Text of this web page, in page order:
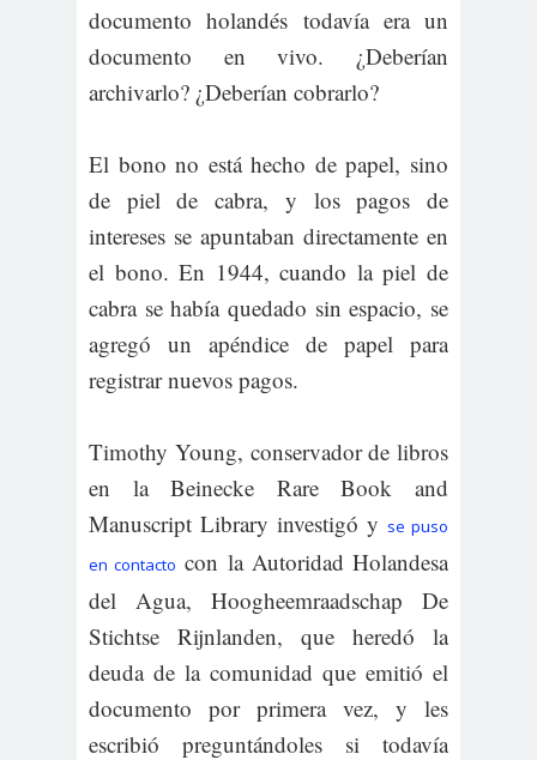
documento holandés todavía era un
documento en vivo. ¿Deberían
archivarlo? ¿Deberían cobrarlo?
El bono no está hecho de papel, sino
de piel de cabra, y los pagos de
intereses se apuntaban directamente en
el bono. En 1944, cuando la piel de
cabra se había quedado sin espacio, se
agregó un apéndice de papel para
registrar nuevos pagos.
Timothy Young, conservador de libros
en la Beinecke Rare Book and
Manuscript Library investigó y se puso
en contacto con la Autoridad Holandesa
del Agua, Hoogheemraadschap De
Stichtse Rijnlanden, que heredó la
deuda de la comunidad que emitió el
documento por primera vez, y les
escribió preguntándoles si todavía